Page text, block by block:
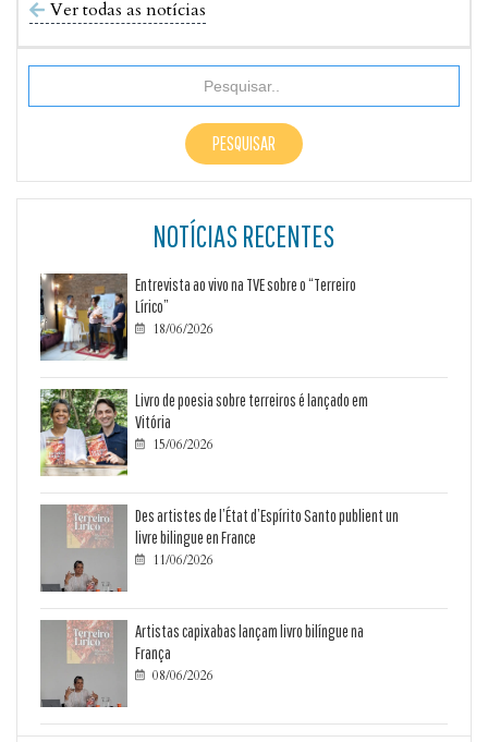
 Ver todas as notícias
NOTÍCIAS RECENTES
Entrevista ao vivo na TVE sobre o “Terreiro
Lírico”
 18/06/2026
Livro de poesia sobre terreiros é lançado em
Vitória
 15/06/2026
Des artistes de l’État d’Espírito Santo publient un
livre bilingue en France
 11/06/2026
Artistas capixabas lançam livro bilíngue na
França
 08/06/2026